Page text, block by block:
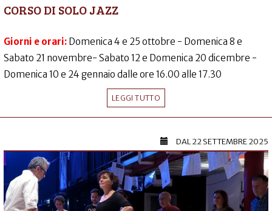
CORSO DI SOLO JAZZ
Giorni e orari: Domenica 4 e 25 ottobre - Domenica 8 e
Sabato 21 novembre- Sabato 12 e Domenica 20 dicembre -
Domenica 10 e 24 gennaio dalle ore 16.00 alle 17.30
LEGGI TUTTO
DAL22 SETTEMBRE 2025